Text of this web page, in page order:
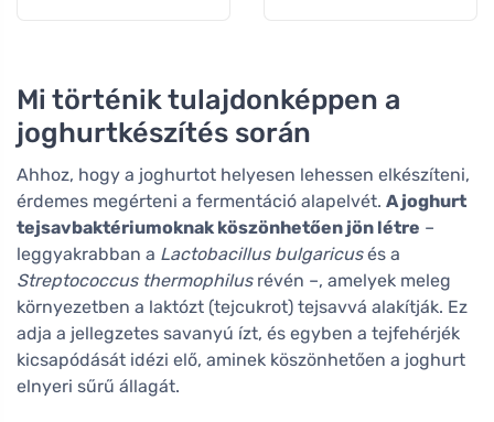
Mi történik tulajdonképpen a
joghurtkészítés során
Ahhoz, hogy a joghurtot helyesen lehessen elkészíteni,
érdemes megérteni a fermentáció alapelvét. A joghurt
tejsavbaktériumoknak köszönhetően jön létre –
leggyakrabban a Lactobacillus bulgaricusés a
Streptococcus thermophilusrévén –, amelyek meleg
környezetben a laktózt (tejcukrot) tejsavvá alakítják. Ez
adja a jellegzetes savanyú ízt, és egyben a tejfehérjék
kicsapódását idézi elő, aminek köszönhetően a joghurt
elnyeri sűrű állagát.